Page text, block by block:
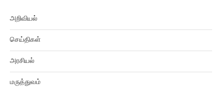
அறிவியல்
செய்திகள்
அரசியல்
மருத்துவம்